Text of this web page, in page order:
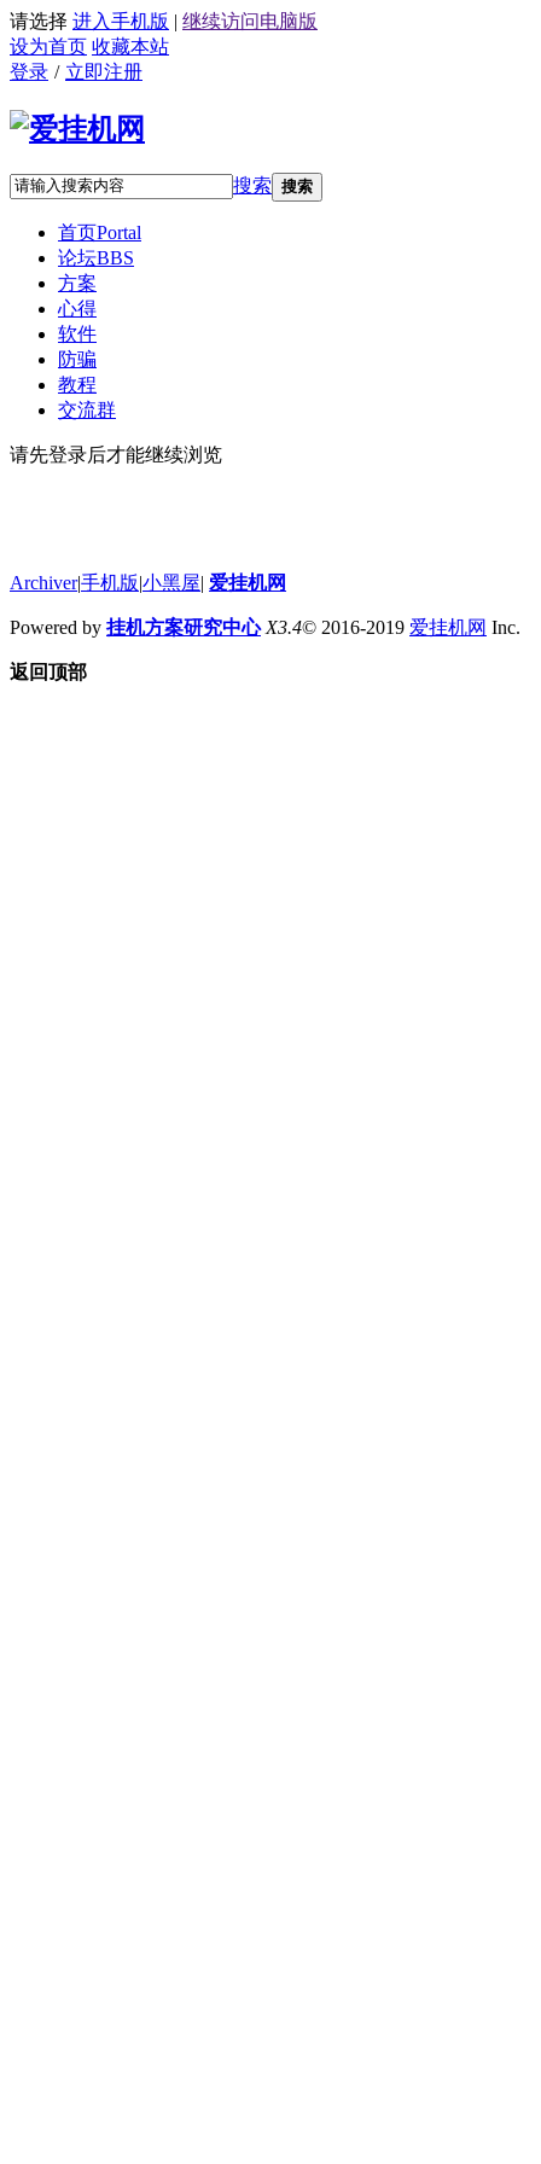
请选择 进入手机版 | 继续访问电脑版
设为首页 收藏本站
登录 / 立即注册
搜索 搜索
首页Portal
论坛BBS
方案
心得
软件
防骗
教程
交流群
请先登录后才能继续浏览
Archiver|手机版|小黑屋| 爱挂机网
Powered by 挂机方案研究中心 X3.4© 2016-2019 爱挂机网 Inc.
返回顶部